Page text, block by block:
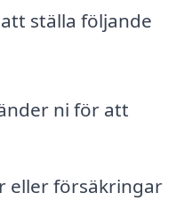
ställa följande
ni för att
eller försäkringar